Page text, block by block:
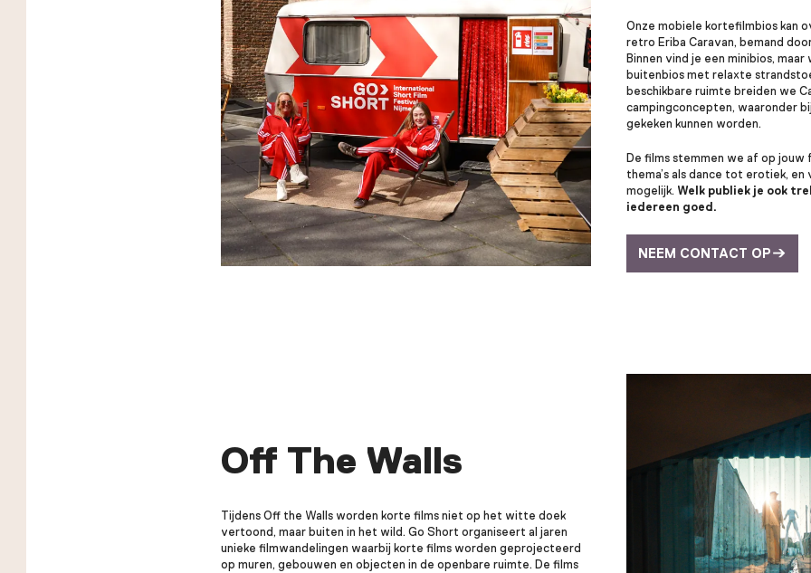
Onze mobiele kortefilmbios kan
retro Eriba Caravan, bemand
Binnen vind je een minibios,
buitenbios met relaxte
beschikbare ruimte breiden we
campingconcepten, waaronder
gekeken kunnen worden.
De films stemmen we af op
thema’s als dance tot erotiek,
mogelijk. Welk publiek je ook
iedereen goed.
NEEM CONTACT OP
Off The Walls
Tijdens Off the Walls worden korte films niet op het witte doek
vertoond, maar buiten in het wild. Go Short organiseert al jaren
unieke filmwandelingen waarbij korte films worden geprojecteerd
op muren, gebouwen en objecten in de openbare ruimte. De films